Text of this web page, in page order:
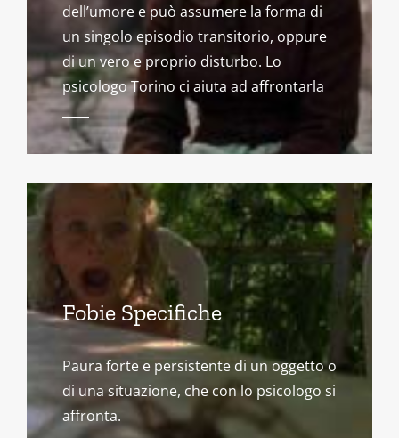
dell’umore e può assumere la forma di
un singolo episodio transitorio, oppure
di un vero e proprio disturbo. Lo
psicologo Torino ci aiuta ad affrontarla
Fobie Specifiche
Paura forte e persistente di un oggetto o
di una situazione, che con lo psicologo si
affronta.